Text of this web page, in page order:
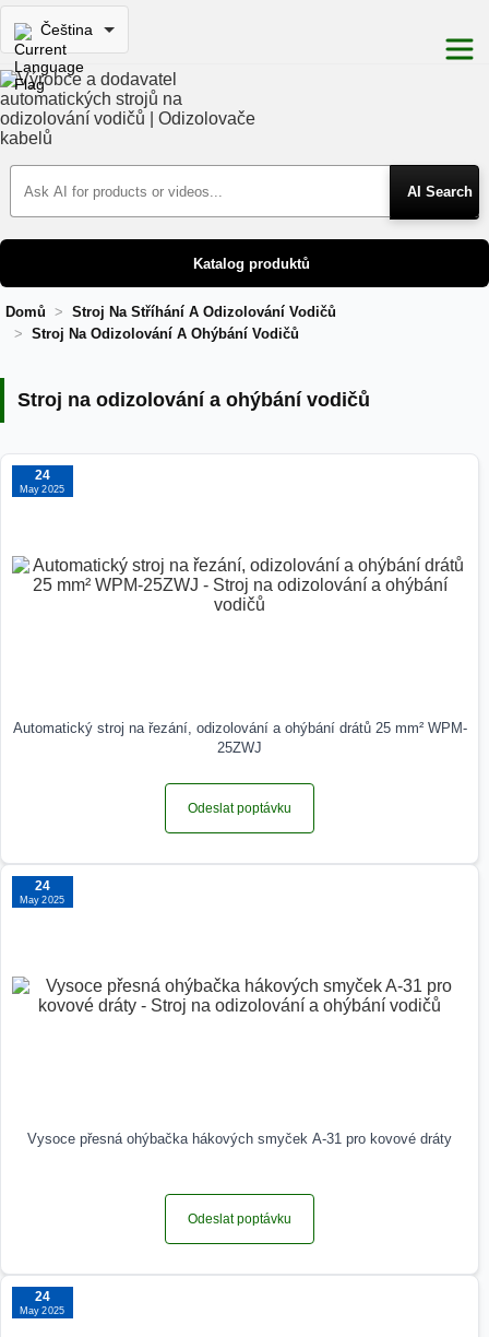
Čeština
Search Products
Katalog produktů
Domů
Stroj Na Stříhání A Odizolování Vodičů
Stroj Na Odizolování A Ohýbání Vodičů
Stroj na odizolování a ohýbání vodičů
24
May 2025
Automatický stroj na řezání, odizolování a ohýbání drátů 25 mm² WPM-
25ZWJ
Odeslat poptávku
24
May 2025
Vysoce přesná ohýbačka hákových smyček A-31 pro kovové dráty
Odeslat poptávku
24
May 2025